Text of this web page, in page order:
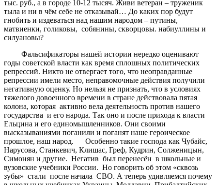
тыс. руб., а в городе 10-12 тысяч. Живи ветеран – труженик
тыла и ни в чём себе не отказывай… До каких пор будут
гнобить и издеваться над нашим народом – путины,
матвиенки, голиковы, собянины, скворцовы. набиуллины и
силуановы?
Фальсификаторы нашей истории нередко оценивают
годы советской власти как время сплошных политических
репрессий. Никто не отвергает того, что неоправданные
репрессии имели место, неправомочные действия получили
негативную оценку. Но нельзя не признать, что в условиях
тяжелого довоенного времени в стране действовала пятая
колона, которая активно вела деятельность против нашего
государства и его народа. Так оно и после прихода к власти
Ельцина и его единомышленников. Они своими
высказываниями поганили и поганят наше героическое
прошлое, наш народ. Особенно такие господа как Чубайс,
Нарусова, Станкевич, Клишас, Греф, Кудрин, Солженицын,
Симонян и другие. Негатив был перенесён в школьные и
вузовские учебники России. Но говорить об этом «сквозь
зубы» стали после начала СВО. А теперь удивляемся почему